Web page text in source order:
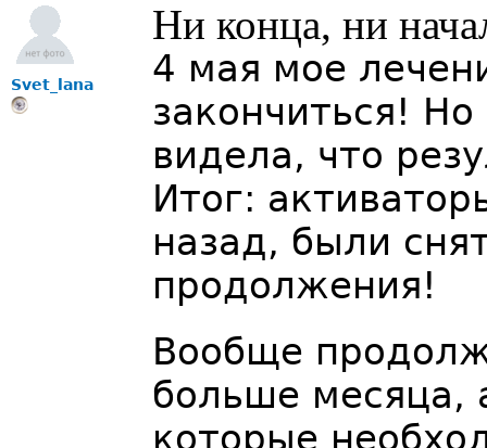
Svet_lana
Ни конца, ни
4 мая мое
закончиться!
видела, что
Итог:
назад, были
продолжения!
Вообще
больше месяца,
которые